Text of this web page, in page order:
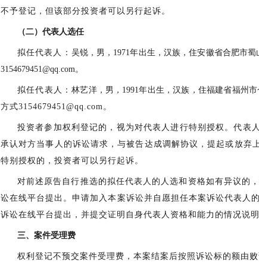
不予登记，但该部分投资者可以另行起诉。
（二）代表人选任
拟任代表人： 吴锐，男， 1971年出生，汉族，住安徽省合肥市蜀
3154679451@qq.com。
拟任代表人：林艺洋，男， 1991年出生，汉族，住福建省福州市
方式3154679451@qq.com。
投资者参加权利登记的，视为对代表人进行特别授权。代表
承认对方当事人的诉讼请求，与被告达成调解协议，提起或放
特别授权的，投资者可以另行起诉。
对前述原告自行推选的拟任代表人的人选和资格如有异议的
讼在线平台提出。申请加入本案诉讼并自愿担任本案诉讼代表人
诉讼在线平台提出，并提交证明自身代表人资格和能力的情况说明
三、案件受理费
权利登记不预交案件受理费，本案结案后按照诉讼标的额由败